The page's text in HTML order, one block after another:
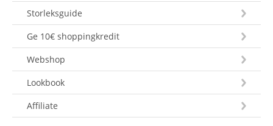
Storleksguide
Ge 10€ shoppingkredit
Webshop
Lookbook
Affiliate